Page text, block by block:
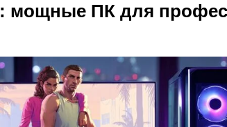
: мощные ПК для